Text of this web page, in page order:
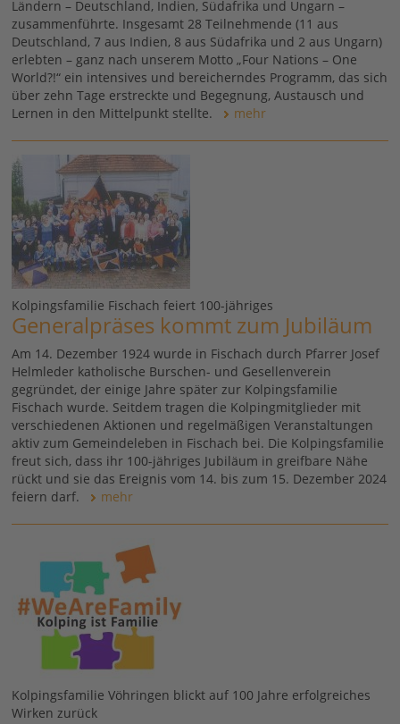
Ländern – Deutschland, Indien, Südafrika und Ungarn –
zusammenführte. Insgesamt 28 Teilnehmende (11 aus
Deutschland, 7 aus Indien, 8 aus Südafrika und 2 aus Ungarn)
erlebten – ganz nach unserem Motto „Four Nations – One
World?!“ ein intensives und bereicherndes Programm, das sich
über zehn Tage erstreckte und Begegnung, Austausch und
Lernen in den Mittelpunkt stellte.
mehr
Kolpingsfamilie Fischach feiert 100-jähriges
Generalpräses kommt zum Jubiläum
Am 14. Dezember 1924 wurde in Fischach durch Pfarrer Josef
Helmleder katholische Burschen- und Gesellenverein
gegründet, der einige Jahre später zur Kolpingsfamilie
Fischach wurde. Seitdem tragen die Kolpingmitglieder mit
verschiedenen Aktionen und regelmäßigen Veranstaltungen
aktiv zum Gemeindeleben in Fischach bei. Die Kolpingsfamilie
freut sich, dass ihr 100-jähriges Jubiläum in greifbare Nähe
rückt und sie das Ereignis vom 14. bis zum 15. Dezember 2024
feiern darf.
mehr
Kolpingsfamilie Vöhringen blickt auf 100 Jahre erfolgreiches
Wirken zurück